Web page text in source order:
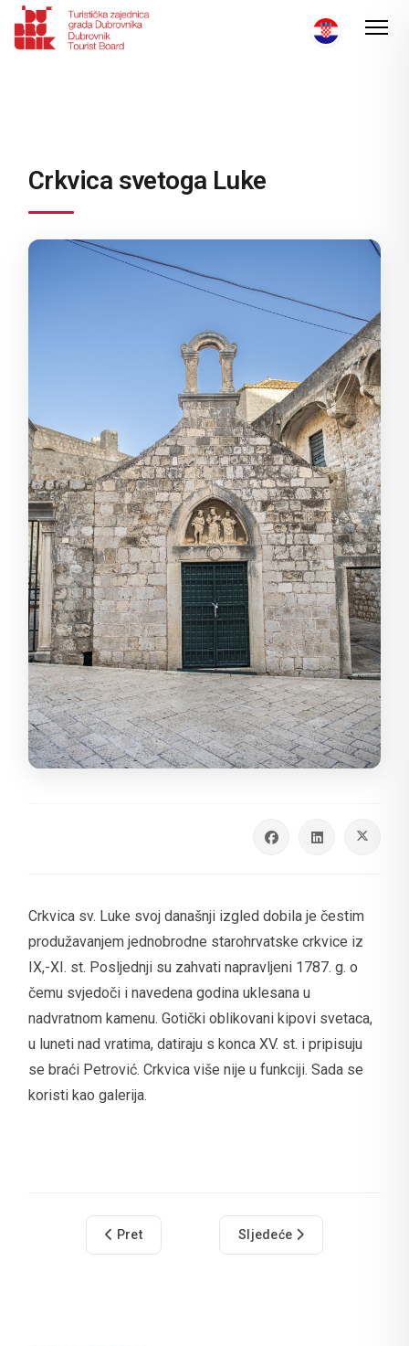
Crkvica svetoga Luke
Crkvica sv. Luke svoj današnji izgled dobila je čestim
produžavanjem jednobrodne starohrvatske crkvice iz
IX,-XI. st. Posljednji su zahvati napravljeni 1787. g. o
čemu svjedoči i navedena godina uklesana u
nadvratnom kamenu. Gotički oblikovani kipovi svetaca,
u luneti nad vratima, datiraju s konca XV. st. i pripisuju
se braći Petrović. Crkvica više nije u funkciji. Sada se
koristi kao galerija.
Prethodni članak: Crkva svetoga Josipa
Pret Sljedeći članak: Crkva
Sljedeće